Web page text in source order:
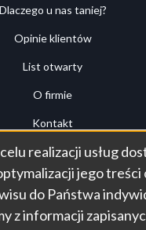
Dlaczego u nas taniej?
Opinie klientów
List otwarty
O firmie
Kontakt
Przegląd (tour)
Panel klienta
realizacji usług
jego treści
do Państwa
z informacji